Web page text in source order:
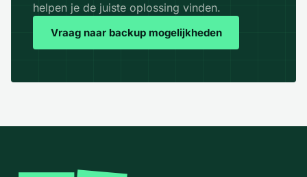
helpen je de juiste oplossing vinden.
Vraag naar backup mogelijkheden